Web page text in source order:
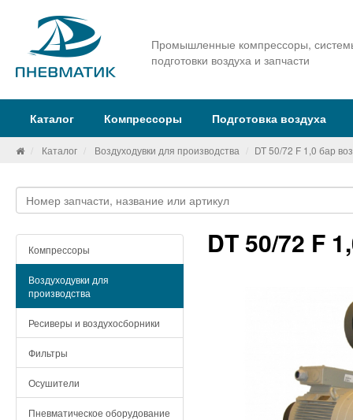
Промышленные компрессоры,
подготовки воздуха и запчасти
Каталог Компрессоры Подготовка воздуха
Каталог Воздуходувки для производства DT 50/72 F 1,0 бар
Компрессоры
Воздуходувки для
производства
Ресиверы и воздухосборники
Фильтры
Осушители
Пневматическое оборудование
DT 50/72 F